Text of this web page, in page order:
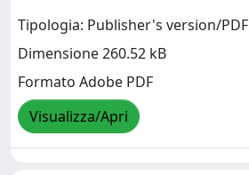
Tipologia: Publisher's version/PDF
Dimensione 260.52 kB
Formato Adobe PDF
Visualizza/Apri